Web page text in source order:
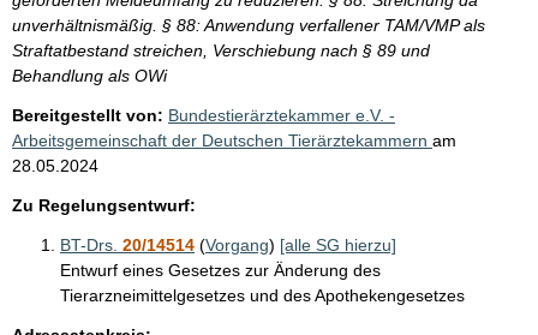
unverhältnismäßig. § 88: Anwendung verfallener TAM/VMP als
Straftatbestand streichen, Verschiebung nach § 89 und
Behandlung als OWi
Bereitgestellt von: Bundestierärztekammer e.V. -
Arbeitsgemeinschaft der Deutschen Tierärztekammern am
28.05.2024
Zu Regelungsentwurf:
BT-Drs. 20/14514 (Vorgang) [alle SG hierzu]
Entwurf eines Gesetzes zur Änderung des
Tierarzneimittelgesetzes und des Apothekengesetzes